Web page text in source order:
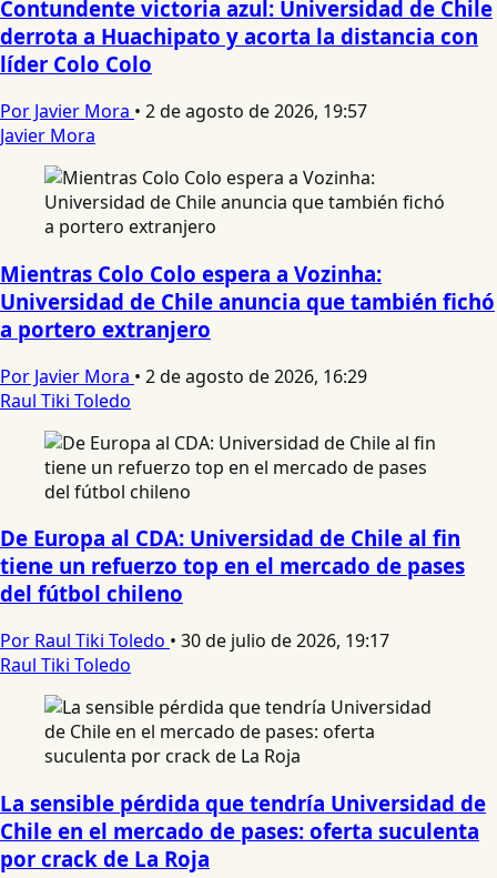
Contundente victoria azul: Universidad de Chile
derrota a Huachipato y acorta la distancia con
líder Colo Colo
Por Javier Mora • 2 de agosto de 2026, 19:57
Javier Mora
Mientras Colo Colo espera a Vozinha:
Universidad de Chile anuncia que también fichó
a portero extranjero
Por Javier Mora • 2 de agosto de 2026, 16:29
Raul Tiki Toledo
De Europa al CDA: Universidad de Chile al fin
tiene un refuerzo top en el mercado de pases
del fútbol chileno
Por Raul Tiki Toledo • 30 de julio de 2026, 19:17
Raul Tiki Toledo
La sensible pérdida que tendría Universidad de
Chile en el mercado de pases: oferta suculenta
por crack de La Roja